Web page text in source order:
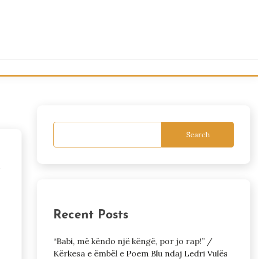
Search
Recent Posts
“Babi, më këndo një këngë, por jo rap!” /
Kërkesa e ëmbël e Poem Blu ndaj Ledri Vulës